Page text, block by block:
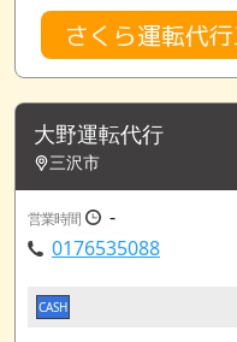
さくら運転代
大野運転代行
三沢市
営業時間
-
0176535088
CASH